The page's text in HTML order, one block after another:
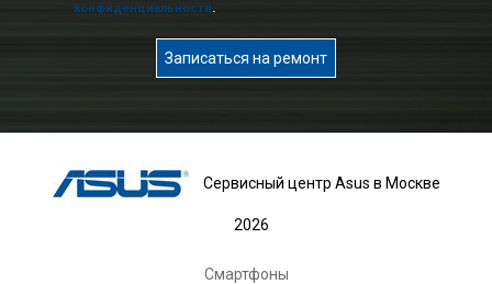
конфиденциальности.
Записаться на ремонт
Сервисный центр Asus в Москве
2026
Смартфоны